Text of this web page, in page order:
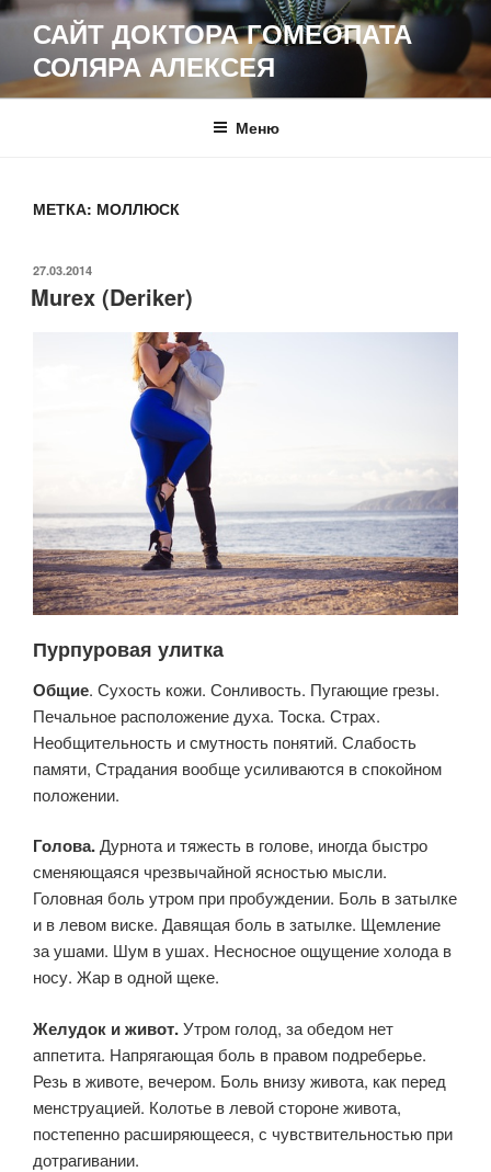
Перейти
содержимому
САЙТ ДОКТОРА ГОМЕОПАТА
СОЛЯРА АЛЕКСЕЯ
Меню
МЕТКА: МОЛЛЮСК
ОПУБЛИКОВАНО
27.03.2014
Murex (Deriker)
Пурпуровая улитка
Общие. Сухость кожи. Сонливость. Пугающие грезы.
Печальное расположение духа. Тоска. Страх.
Необщительность и смутность понятий. Слабость
памяти, Страдания вообще усиливаются в спокойном
положении.
Голова.Дурнота и тяжесть в голове, иногда быстро
сменяющаяся чрезвычайной ясностью мысли.
Головная боль утром при пробуждении. Боль в затылке
и в левом виске. Давящая боль в затылке. Щемление
за ушами. Шум в ушах. Несносное ощущение холода в
носу. Жар в одной щеке.
Желудок и живот.Утром голод, за обедом нет
аппетита. Напрягающая боль в правом подреберье.
Резь в животе, вечером. Боль внизу живота, как перед
менструацией. Колотье в левой стороне живота,
постепенно расширяющееся, с чувствительностью при
дотрагивании.